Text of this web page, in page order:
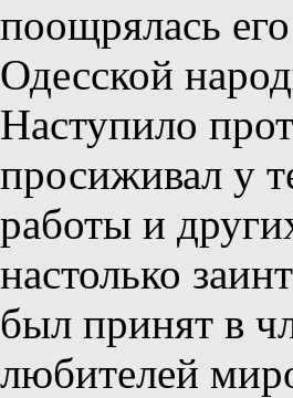
поощрялась
Одесской
Наступило
просиживал у
работы и
настолько
был принят в
любителей